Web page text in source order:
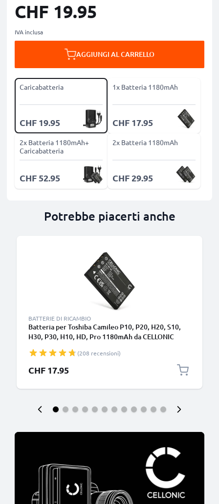
CHF 19.95
IVA inclusa
AGGIUNGI AL CARRELLO
Caricabatteria
CHF 19.95
1x Batteria 1180mAh
CHF 17.95
2x Batteria 1180mAh+
Caricabatteria
CHF 52.95
2x Batteria 1180mAh
CHF 29.95
Potrebbe piacerti anche
BATTERIE DI RICAMBIO
Batteria per Toshiba Camileo P10, P20, H20, S10,
H30, P30, H10, HD, Pro 1180mAh da CELLONIC
(208 recensioni)
CHF 17.95